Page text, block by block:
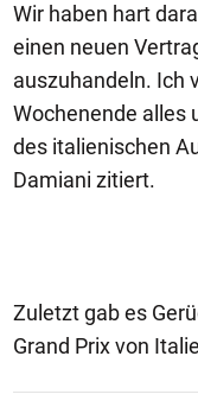
Wir haben hart
einen neuen
auszuhandeln. Ich
Wochenende alles
des italienischen
Damiani zitiert.
Zuletzt gab es
Grand Prix von